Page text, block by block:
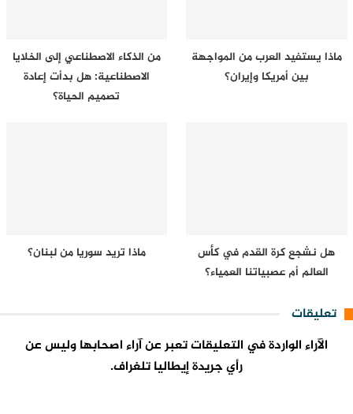
ماذا يستفيد العرب من المواجهة
بين أمريكا وإيران؟
من الذكاء الاصطناعي إلى الخلايا
الاصطناعية: هل بدأت إعادة
تصميم الحياة؟
هل نشجع كرة القدم في كأس
العالم أم عصبياتنا العمياء؟
ماذا تريد سوريا من لبنان؟
تعليقات
الآراء الواردة في التعليقات تعبر عن آراء اصحابها وليس عن
رأي جريدة إيطاليا تلغراف.